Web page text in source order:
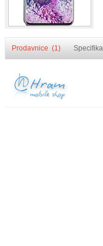
Prodavnice (1)